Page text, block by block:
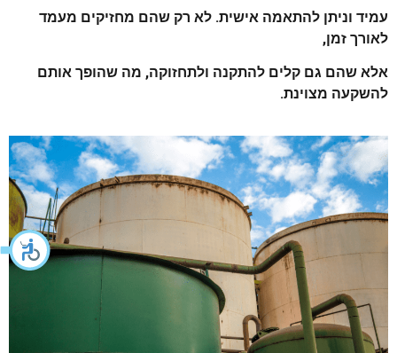
עמיד וניתן להתאמה אישית. לא רק שהם מחזיקים מעמד
לאורך זמן,
אלא שהם גם קלים להתקנה ולתחזוקה, מה שהופך אותם
להשקעה מצוינת.